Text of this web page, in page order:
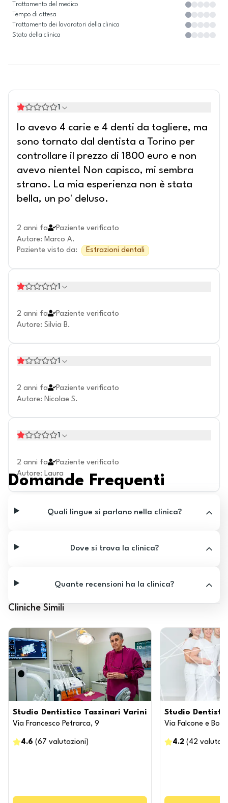
Trattamento del medico
Tempo di attesa
Trattamento dei lavoratori della clinica
Stato della clinica
1
Io avevo 4 carie e 4 denti da togliere, ma
sono tornato dal dentista a Torino per
controllare il prezzo di 1800 euro e non
avevo niente! Non capisco, mi sembra
strano. La mia esperienza non è stata
bella, un po' deluso.
2 anni fa
Paziente verificato
Autore: Marco A.
Paziente visto da: Estrazioni dentali
1
2 anni fa
Paziente verificato
Autore: Silvia B.
1
2 anni fa
Paziente verificato
Autore: Nicolae S.
1
2 anni fa
Paziente verificato
Autore: Laura
Domande Frequenti
Quali lingue si parlano nella clinica?
Dove si trova la clinica?
Quante recensioni ha la clinica?
Cliniche Simili
Studio Dentistico Tassinari Varini
Via Francesco Petrarca, 9
4.6 (67 valutazioni )
Studio
Via Falcone e
4.2 ( 42